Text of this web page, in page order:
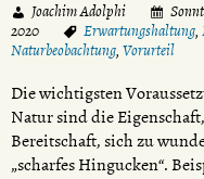
Joachim Adolphi
2020
Erwartungshaltung,
Naturbeobachtung, Vorurteil
Die wichtigsten
Natur sind die
Bereitschaft, sich zu
„scharfes Hingucken“.